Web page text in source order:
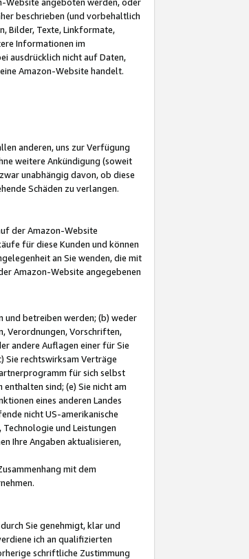
beschrieben (und vorbehaltlich
Bilder, Texte, Linkformate,
Informationen im
ausdrücklich nicht auf Daten,
Amazon-Website handelt.
anderen, uns zur Verfügung
weitere Ankündigung (soweit
unabhängig davon, ob diese
Schäden zu verlangen.
der Amazon-Website
für diese Kunden und können
an Sie wenden, die mit
Amazon-Website angegebenen
und betreiben werden; (b) weder
Verordnungen, Vorschriften,
andere Auflagen einer für Sie
Sie rechtswirksam Verträge
für sich selbst
sind; (e) Sie nicht am
eines anderen Landes
nicht US-amerikanische
und Leistungen
Ihre Angaben aktualisieren,
mit dem
Sie genehmigt, klar und
ich an qualifizierten
schriftliche Zustimmung